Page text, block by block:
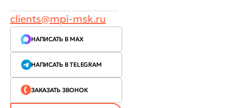
clients@mpi-msk.ru
НАПИСАТЬ В MAX
НАПИСАТЬ В TELEGRAM
ЗАКАЗАТЬ ЗВОНОК